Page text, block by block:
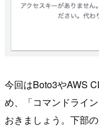
今回はBoto3やAWS
め、「コマンドライ
おきましょう。下部